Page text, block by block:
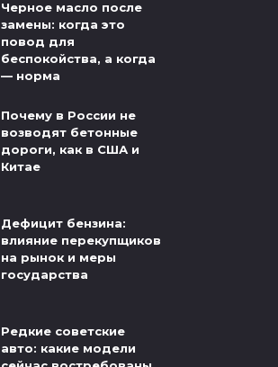
Черное масло после
замены: когда это
повод для
беспокойства, а когда
— норма
Почему в России не
возводят бетонные
дороги, как в США и
Китае
Дефицит бензина:
влияние перекупщиков
на рынок и меры
государства
Редкие советские
авто: какие модели